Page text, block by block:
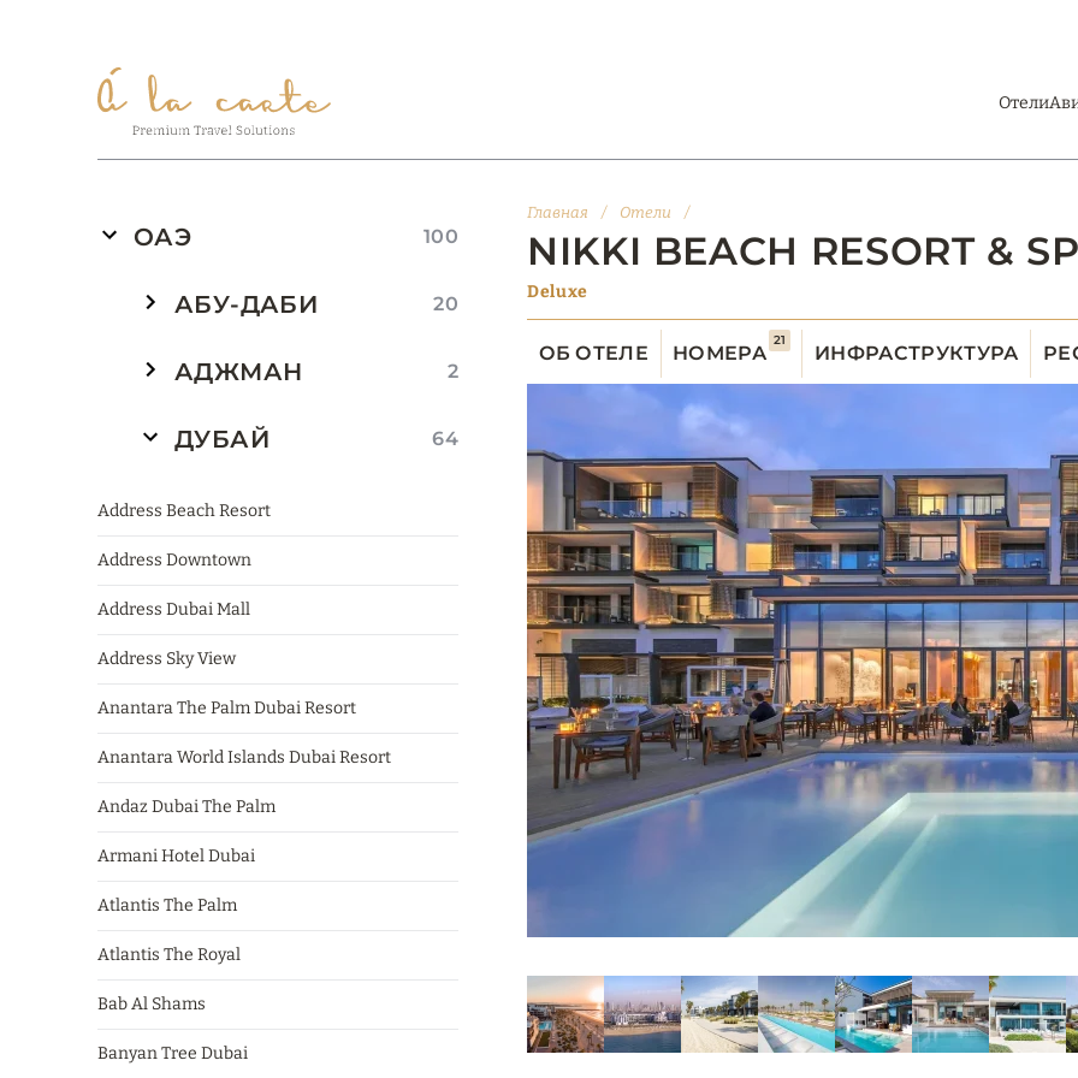
Отели
ОАЭ 100
АБУ-ДАБИ 20
АДЖМАН 2
ДУБАЙ 64
Address Beach Resort
Address Downtown
Address Dubai Mall
Address Sky View
Anantara The Palm Dubai Resort
Anantara World Islands Dubai Resort
Andaz Dubai The Palm
Armani Hotel Dubai
Atlantis The Palm
Atlantis The Royal
Bab Al Shams
Banyan Tree Dubai
Главная / Отели /
NIKKI BEACH RESORT &
Deluxe
ОБ ОТЕЛЕ НОМЕРА
21
ИНФРАСТРУКТУРА